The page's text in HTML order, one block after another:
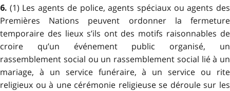
6. (1) Les agents de police, agents spéciaux ou agents des
Premières Nations peuvent ordonner la fermeture
temporaire des lieux s’ils ont des motifs raisonnables de
croire qu’un événement public organisé, un
rassemblement social ou un rassemblement social lié à un
mariage, à un service funéraire, à un service ou rite
religieux ou à une cérémonie religieuse se déroule sur les